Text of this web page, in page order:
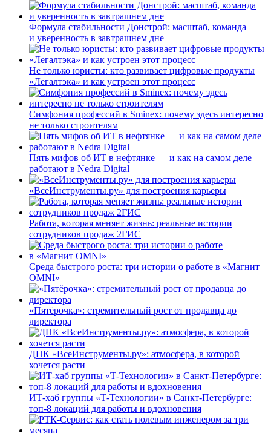
Формула стабильности Донстрой: масштаб, команда
и уверенность в завтрашнем дне
Не только юристы: кто развивает цифровые продукты
«Легалтэка» и как устроен этот процесс
Симфония профессий в Sminex: почему здесь интересно
не только строителям
Пять мифов об ИТ в нефтянке — и как на самом деле
работают в Nedra Digital
«ВсеИнструменты.ру» для построения карьеры
Работа, которая меняет жизнь: реальные истории
сотрудников продаж 2ГИС
Среда быстрого роста: три истории о работе в «Магнит
OMNI»
«Пятёрочка»: стремительный рост от продавца до
директора
ДНК «ВсеИнструменты.ру»: атмосфера, в которой
хочется расти
ИТ-хаб группы «Т-Технологии» в Санкт-Петербурге:
топ-8 локаций для работы и вдохновения